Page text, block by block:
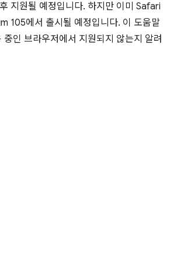
지원될 예정입니다. 하지만 이미 Safari
105에서 출시될 예정입니다. 이 도움말
중인 브라우저에서 지원되지 않는지 알려